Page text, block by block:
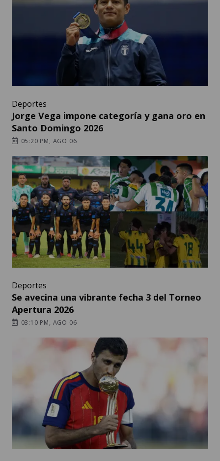
Deportes
Jorge Vega impone categoría y gana oro en
Santo Domingo 2026
05:20 PM, AGO 06
Deportes
Se avecina una vibrante fecha 3 del Torneo
Apertura 2026
03:10 PM, AGO 06